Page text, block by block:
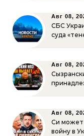
Авг 08,
СБС
суда
Авг 08,
Авг 08,
Си может
войну в